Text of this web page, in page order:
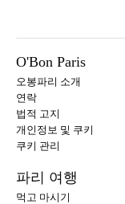
O'Bon Paris
오봉파리 소개
연락
법적 고지
개인정보 및 쿠키
쿠키 관리
파리 여행
먹고 마시기